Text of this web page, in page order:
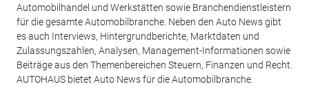
Automobilhandel und Werkstätten sowie Branchendienstleistern
für die gesamte Automobilbranche. Neben den Auto News gibt
es auch Interviews, Hintergrundberichte, Marktdaten und
Zulassungszahlen, Analysen, Management-Informationen sowie
Beiträge aus den Themenbereichen Steuern, Finanzen und Recht.
AUTOHAUS bietet Auto News für die Automobilbranche.